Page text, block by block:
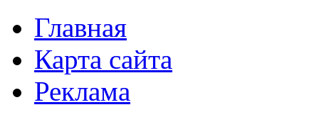
Главная
Карта сайта
Реклама